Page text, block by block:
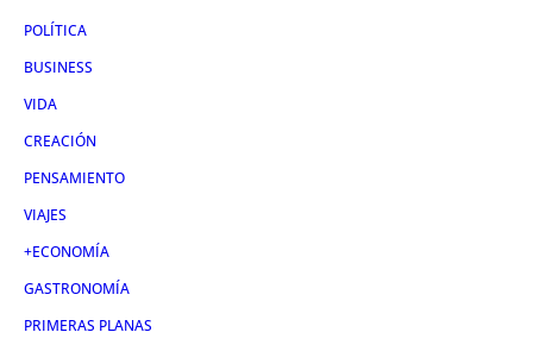
POLÍTICA
BUSINESS
VIDA
CREACIÓN
PENSAMIENTO
VIAJES
+ECONOMÍA
GASTRONOMÍA
PRIMERAS PLANAS